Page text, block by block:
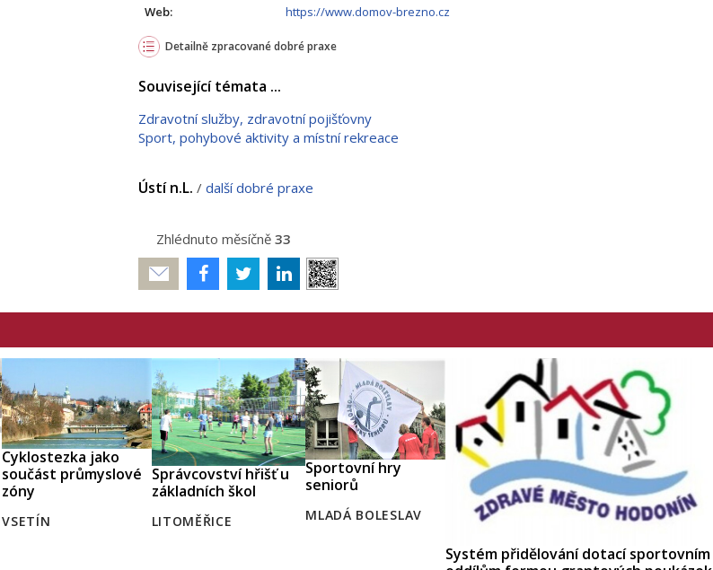
Web:
https://www.domov-brezno.cz
Detailně zpracované dobré praxe
Související témata ...
Zdravotní služby, zdravotní pojišťovny
Sport, pohybové aktivity a místní rekreace
Ústí n.L./další dobré praxe
Zhlédnuto měsíčně 33
Poslat
Cyklostezka jako
součást průmyslové
zóny
VSETÍN
Správcovství hřišť u
základních škol
LITOMĚŘICE
Sportovní hry
seniorů
MLADÁ BOLESLAV
Systém přidělování dotací sportovním